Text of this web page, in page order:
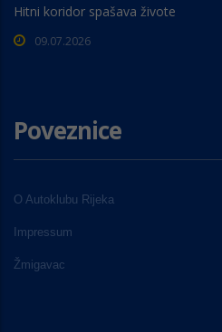
Hitni koridor spašava živote
09.07.2026
Poveznice
O Autoklubu Rijeka
Impressum
Žmigavac